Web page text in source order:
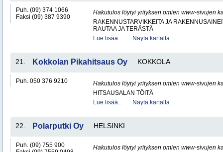
Puh. (09) 374 1066
Faksi (09) 387 9390
Hakutulos löytyi yrityksen omien www-sivujen
RAKENNUSTARVIKKEITA JA
RAUTAA JA TERÄSTÄ
Lue lisää..
Näytä kartalla
21. Kokkolan Pikahitsaus Oy KOKKOLA
Puh. 050 376 9210
Hakutulos löytyi yrityksen omien www-sivujen
HITSAUSALAN TÖITÄ
Lue lisää..
Näytä kartalla
22. Polarputki Oy HELSINKI
Puh. (09) 755 900
Hakutulos löytyi yrityksen omien www-sivujen